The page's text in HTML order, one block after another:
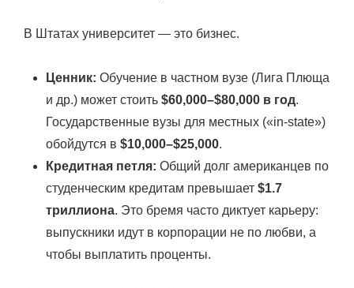
В Штатах университет — это бизнес.
Ценник: Обучение в частном вузе (Лига Плюща
и др.) может стоить $60,000–$80,000 в год.
Государственные вузы для местных («in-state»)
обойдутся в $10,000–$25,000.
Кредитная петля: Общий долг американцев по
студенческим кредитам превышает $1.7
триллиона. Это бремя часто диктует карьеру:
выпускники идут в корпорации не по любви, а
чтобы выплатить проценты.